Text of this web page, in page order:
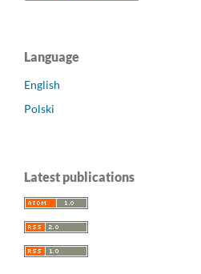
Language
English
Polski
Latest publications